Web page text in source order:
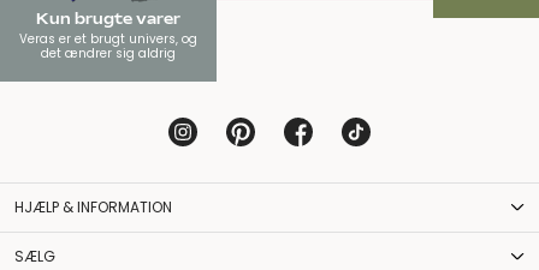
Kun brugte varer
Veras er et brugt univers, og
det ændrer sig aldrig
HJÆLP & INFORMATION
SÆLG